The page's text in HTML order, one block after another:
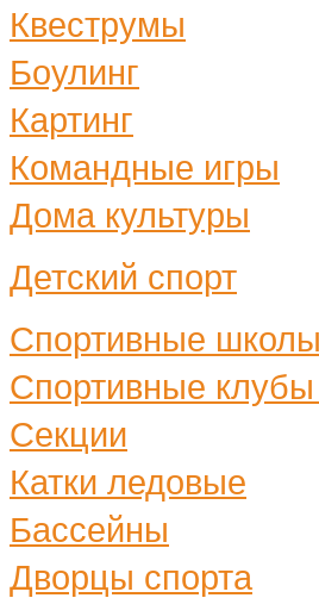
Квеструмы
Боулинг
Картинг
Командные игры
Дома культуры
Детский спорт
Спортивные школы
Спортивные
Секции
Катки ледовые
Бассейны
Дворцы спорта